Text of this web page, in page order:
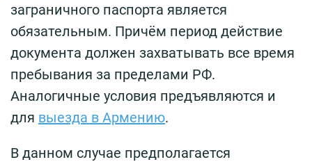
заграничного паспорта является
обязательным. Причём период действие
документа должен захватывать все время
пребывания за пределами РФ.
Аналогичные условия предъявляются и
для выезда в Армению.
В данном случае предполагается